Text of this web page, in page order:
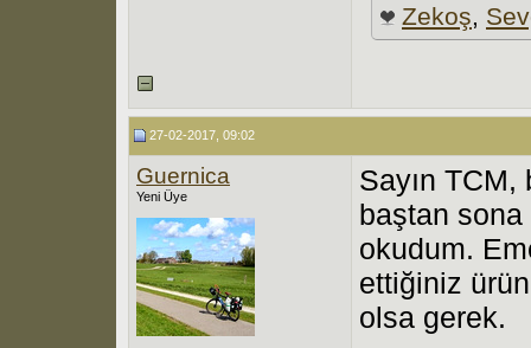
Zekoş,
27-02-2017, 09:02
Guernica
Yeni Üye
Sayın
baştan
okudum.
ettiğiniz
olsa gerek.